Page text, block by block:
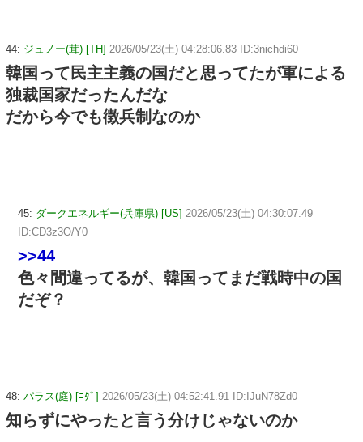
44: ジュノー(茸) [TH] 2026/05/23(土) 04:28:06.83 ID:3nichdi60
韓国って民主主義の国だと思ってたが軍による
独裁国家だったんだな
だから今でも徴兵制なのか
45: ダークエネルギー(兵庫県) [US] 2026/05/23(土) 04:30:07.49
ID:CD3z3O/Y0
>>44
色々間違ってるが、韓国ってまだ戦時中の国
だぞ？
48: パラス(庭) [ﾆﾀﾞ] 2026/05/23(土) 04:52:41.91 ID:IJuN78Zd0
知らずにやったと言う分けじゃないのか